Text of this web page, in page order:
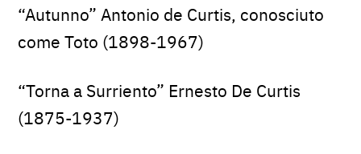
“Autunno” Antonio de Curtis, conosciuto
come Toto (1898-1967)
“Torna a Surriento” Ernesto De Curtis
(1875-1937)